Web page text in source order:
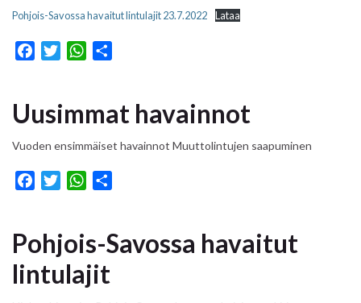
Pohjois-Savossa havaitut lintulajit 23.7.2022 Lataa
e
b
o
k
t
t
e
W
t
s
A
p
r
e
Uusimmat havainnot
Vuoden ensimmäiset havainnot Muuttolintujen saapuminen
e
b
o
t
t
W
t
s
r
e
Pohjois-Savossa havaitut
lintulajit